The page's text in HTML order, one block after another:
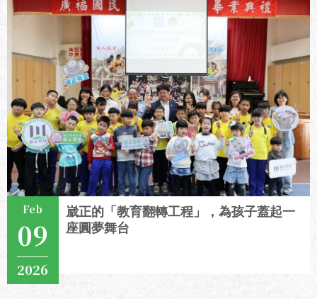
Feb
09
2026
崴正的「教育翻轉工程」，為孩子蓋起一
座圓夢舞台